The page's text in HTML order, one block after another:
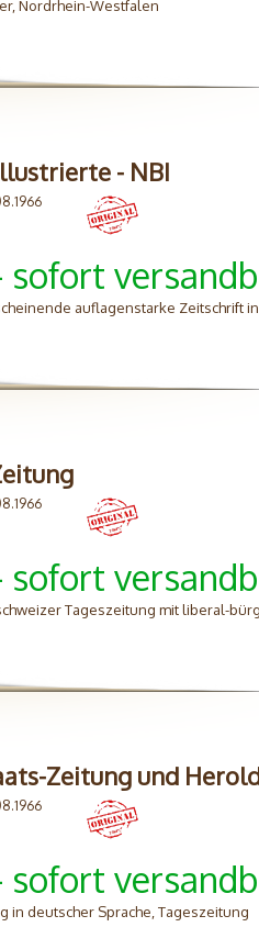
Nordrhein-Westfalen
- NBI
sofort
auflagenstarke Zeitschrift
sofort
Tageszeitung mit liberal-
Zeitung und
sofort
in deutscher Sprache, Tageszeitung